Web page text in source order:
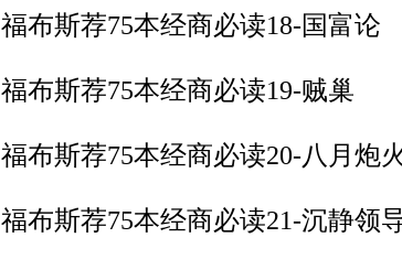
福布斯荐75本经商必读18-国富论
福布斯荐75本经商必读19-贼巢
福布斯荐75本经商必读20-八月炮
福布斯荐75本经商必读21-沉静领